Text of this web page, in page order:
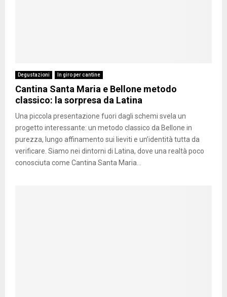
Degustazioni In giro per cantine
Cantina Santa Maria e Bellone metodo
classico: la sorpresa da Latina
Una piccola presentazione fuori dagli schemi svela un
progetto interessante: un metodo classico da Bellone in
purezza, lungo affinamento sui lieviti e un’identità tutta da
verificare. Siamo nei dintorni di Latina, dove una realtà poco
conosciuta come Cantina Santa Maria...